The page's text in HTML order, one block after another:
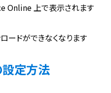
Online 上で表示されます
ードができなくなります
定方法